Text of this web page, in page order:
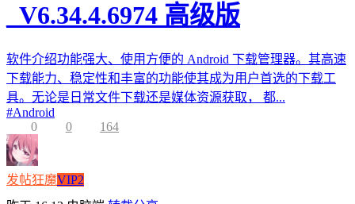
_V6.34.4.6974 高级版
软件介绍功能强大、使用方便的 Android 下载管理器。其高速
下载能力、稳定性和丰富的功能使其成为用户首选的下载工
具。无论是日常文件下载还是媒体资源获取， 都...
#Android
0
0 164
发帖狂魔VIP2